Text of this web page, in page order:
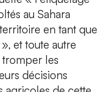
au Sahara
en tant que
et toute autre
les
décisions